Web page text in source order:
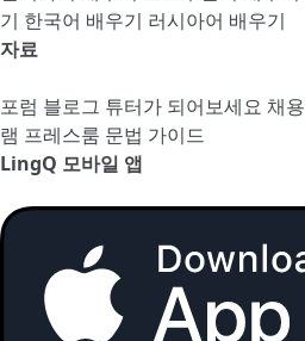
기 한국어 배우기 러시아어 배우기
자료
포럼 블로그 튜터가 되어보세요 채용
램 프레스룸 문법 가이드
LingQ 모바일 앱